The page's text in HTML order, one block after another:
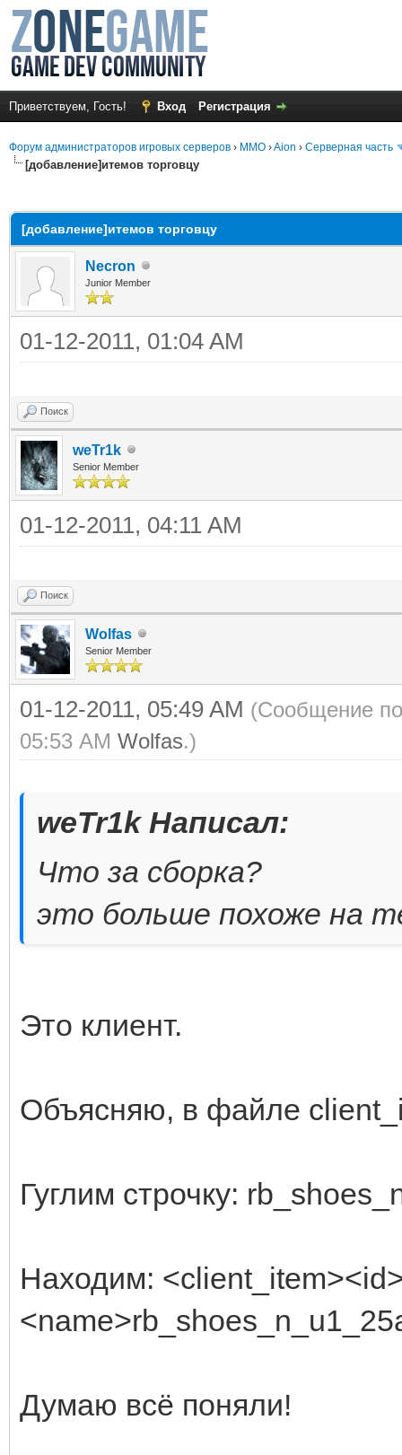
Приветствуем, Гость! Вход Регистрация
Форум администраторов игровых серверов › MMO ›Aion › Серверная часть
[добавление]итемов торговцу
[добавление]итемов торговцу
Necron
Junior Member
01-12-2011, 01:04 AM
Поиск
weTr1k
Senior Member
01-12-2011, 04:11 AM
Поиск
Wolfas
Senior Member
01-12-2011, 05:49 AM (Сообщение
05:53 AM Wolfas.)
weTr1k Написал:
Что за сборка?
это больше похоже на
Это клиент.
Объясняю, в файле
Гуглим строчку:
Находим:
Думаю всё поняли!